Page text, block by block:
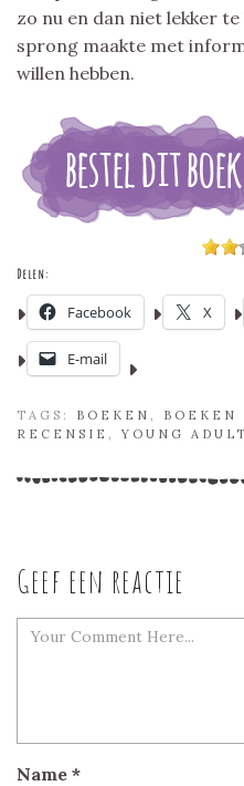
zo nu en dan niet lekker
sprong maakte met
willen hebben.
Delen:
Facebook X
E-mail
TAGS: BOEKEN , BOEKEN
RECENSIE ,YOUNG ADULT
Geef een reactie
Name *